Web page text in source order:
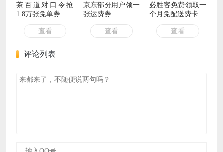
茶百道对口令抢
1.8万张免单券
查看
京东部分用户领一
张运费券
查看
必胜客免费领取一
个月免配送费卡
查看
评论列表